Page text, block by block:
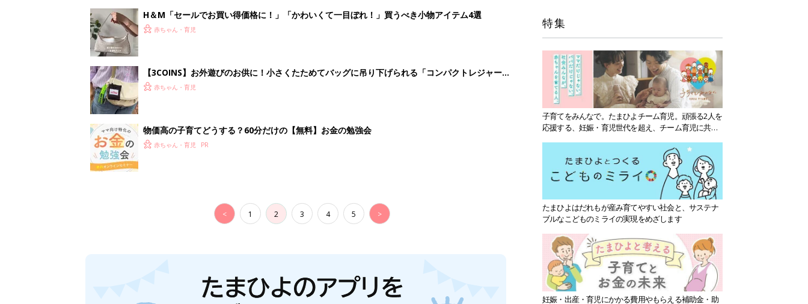
< 1 2 3 4 5 > 特集
子育てをみんなで。たまひよチーム育児。頑張る2人を
応援する、妊娠・育児世代を超え、チーム育児に共感
たまひよはだれもが産み育てやすい社会と、サステナ
ブルなこどものミライの実現をめざします
妊娠・出産・育児にかかる費用やもらえる補助金・助